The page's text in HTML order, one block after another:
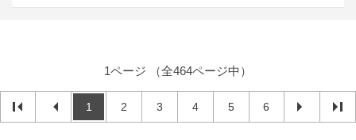
1ページ （全464ページ中）
1 2 3 4 5 6